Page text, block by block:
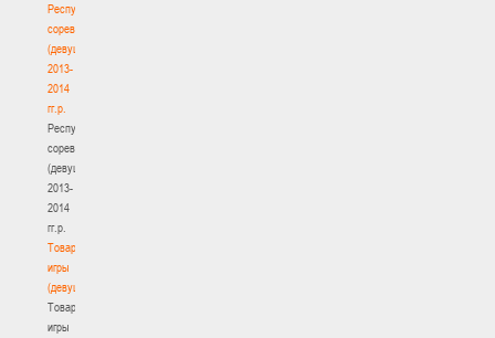
Республиканские
соревнования
(девушки)
2013-
2014
гг.р.
Республиканские
соревнования
(девушки)
2013-
2014
гг.р.
Товарищеские
игры
(девушки)
Товарищеские
игры